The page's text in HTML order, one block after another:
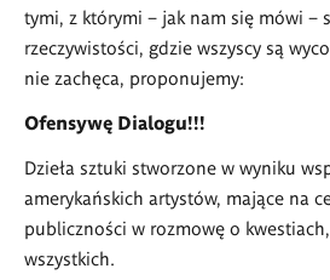
tymi, z którymi – jak nam się mówi –
rzeczywistości, gdzie wszyscy są
nie zachęca, proponujemy:
Ofensywę Dialogu!!!
Dzieła sztuki stworzone w wyniku
amerykańskich artystów, mające na
publiczności w rozmowę o
wszystkich.